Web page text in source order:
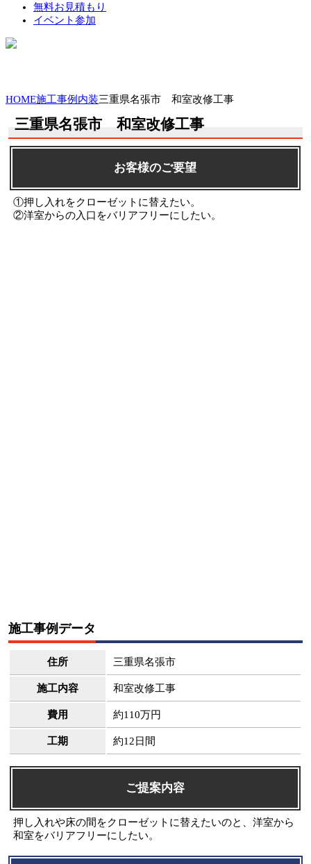
無料お見積もり
イベント参加
HOME施工事例 内装三重県名張市 和室改修工事
三重県名張市 和室改修工事
お客様のご要望
①押し入れをクローゼットに替えたい。
②洋室からの入口をバリアフリーにしたい。
施工事例データ
住所 三重県名張市
施工内容 和室改修工事
費用 約110万円
工期 約12日間
ご提案内容
押し入れや床の間をクローゼットに替えたいのと、洋室から
和室をバリアフリーにしたい。